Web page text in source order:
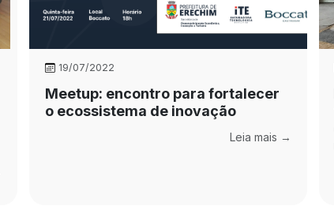
19/07/2022
Meetup: encontro para fortalecer
o ecossistema de inovação
Leia mais →